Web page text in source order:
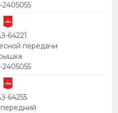
2405055
64221
передачи
2405055
64255